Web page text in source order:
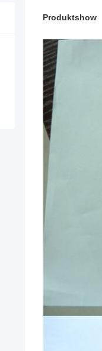
Produktshow